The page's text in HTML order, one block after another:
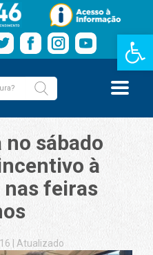
Barra de
sábado
à
feiras
Atualizado